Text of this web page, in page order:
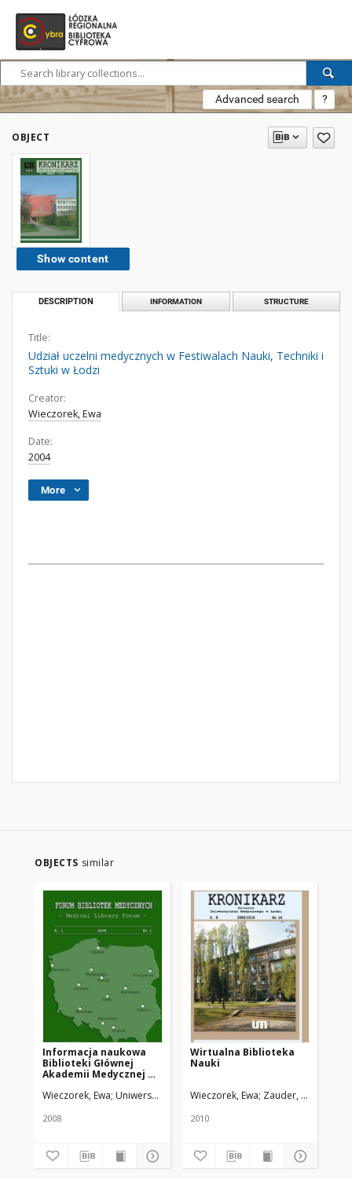
Advanced search ?
OBJECT
Show content
DESCRIPTION INFORMATION STRUCTURE
Title:
Udział uczelni medycznych w Festiwalach Nauki, Techniki i
Sztuki w Łodzi
Creator:
Wieczorek, Ewa
Date:
2004
More
OBJECTS similar
Informacja naukowa
Biblioteki Głównej
Akademii Medycznej w
Wieczorek, Ewa Uniwersytet Medyczny w Łodzi
2008
Wirtualna Biblioteka
Nauki
Wieczorek, Ewa; Zauder, Urszula
2010